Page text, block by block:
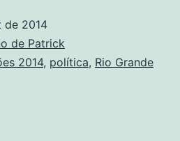
de 2014
de Patrick
2014, política, Rio Grande